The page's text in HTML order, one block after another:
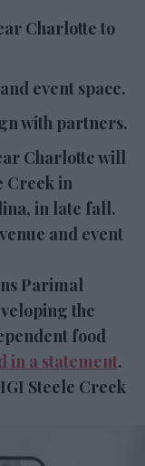
event space.
with partners.
Charlotte will
in
and event
Parimal Thakor
venue as the
beverage
. The company is
well.